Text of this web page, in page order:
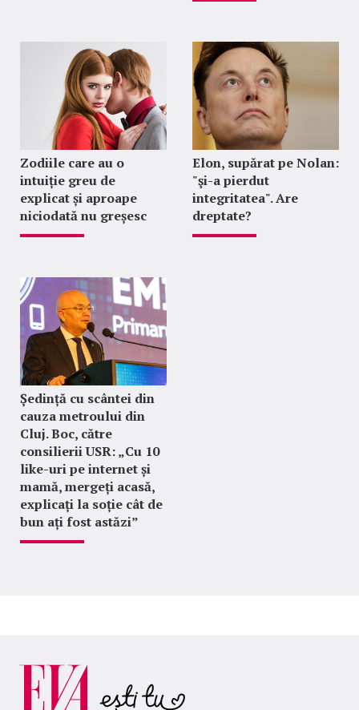
Zodiile care au o
intuiție greu de
explicat și aproape
niciodată nu greșesc
Elon, supărat pe Nolan:
"şi-a pierdut
integritatea". Are
dreptate?
Ședință cu scântei din
cauza metroului din
Cluj. Boc, către
consilierii USR: „Cu 10
like-uri pe internet și
mamă, mergeți acasă,
explicați la soție cât de
bun ați fost astăzi”